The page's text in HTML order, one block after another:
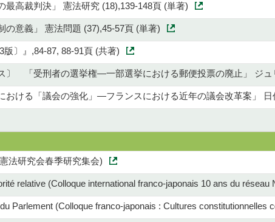
最高裁判決」 憲法研究 (18),139-148頁 (単著)
の意義」 憲法問題 (37),45-57頁 (単著)
版〕』,84-87, 88-91頁 (共著)
〕 「受刑者の選挙権―一部選挙における郵便投票の廃止」 ジュ
おける「議会の強化」―フランスにおける近年の議会改革案」
法研究会春季研究集会)
relative (Colloque international franco-japonais 10 ans du réseau
Parlement (Colloque franco-japonais : Cultures constitutionnelles